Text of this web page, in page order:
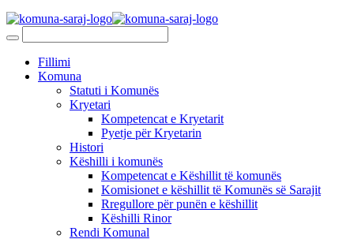
Fillimi
Komuna
Statuti i Komunës
Kryetari
Kompetencat e Kryetarit
Pyetje për Kryetarin
Histori
Këshilli i komunës
Kompetencat e Këshillit të komunës
Komisionet e këshillit të Komunës së Sarajit
Rregullore për punën e këshillit
Këshilli Rinor
Rendi Komunal